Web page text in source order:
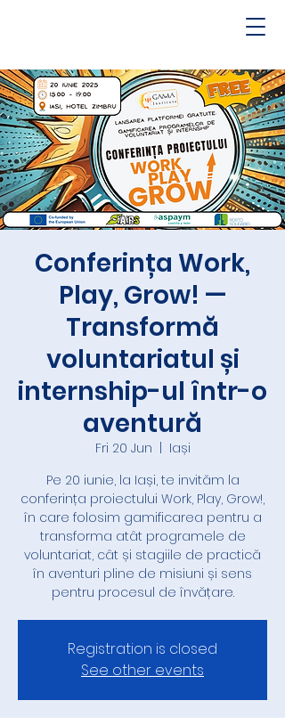
Conferința Work,
Play, Grow! —
Transformă
voluntariatul și
internship-ul într-o
aventură
Fri 20 Jun
Iași
Pe 20 iunie, la Iași, te invităm la
conferința proiectului Work, Play, Grow!,
în care folosim gamificarea pentru a
transforma atât programele de
voluntariat, cât și stagiile de practică
în aventuri pline de misiuni și sens
pentru procesul de învățare.
Registration is closed
See other events